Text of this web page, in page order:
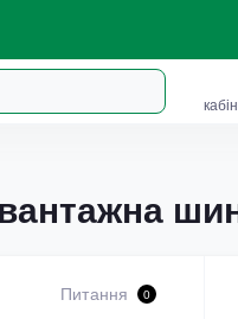
Питання 0